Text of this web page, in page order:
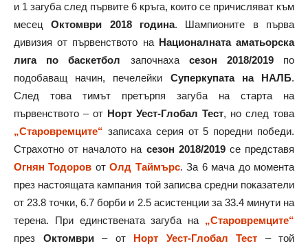
и 1 загуба след първите 6 кръга, които се причисляват към
месецОктомври 2018 година. Шампионите в първа
дивизия от първенството на Националната аматьорска
лига по баскетбол започнаха сезон 2018/2019по
подобаващ начин, печелейки Суперкупата на НАЛБ.
След това тимът претърпя загуба на старта на
първенството – от Норт Уест-Глобал Тест, но след това
„Старовремците“ записаха серия от 5 поредни победи.
Страхотно от началото на сезон 2018/2019се представя
Огнян Тодоров отОлд Таймърс. За 6 мача до момента
през настоящата кампания той записва средни показатели
от 23.8 точки, 6.7 борби и 2.5 асистенции за 33.4 минути на
терена. При единствената загуба на „Старовремците“
през Октомври– от Норт Уест-Глобал Тест – той